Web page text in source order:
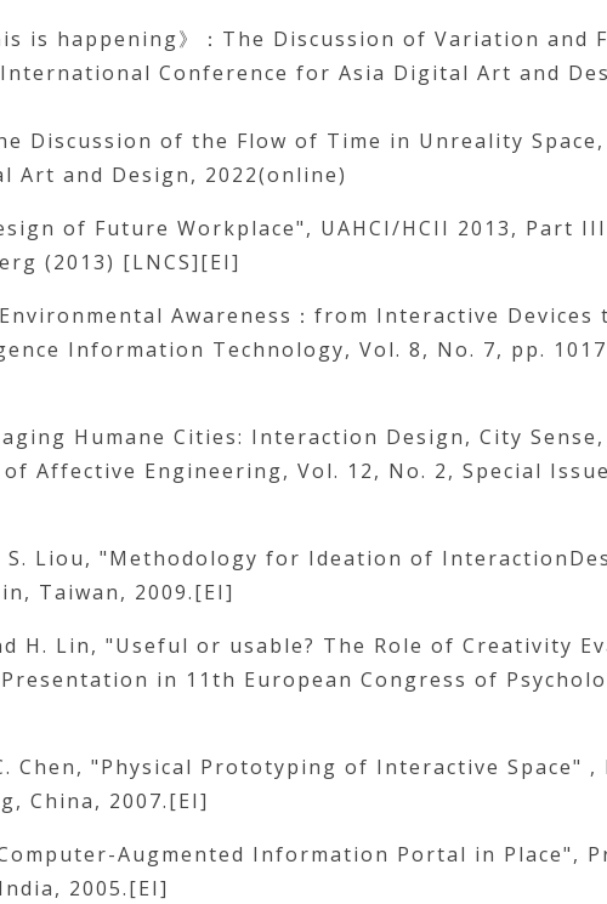
is happening》：The Discussion of Variation and
Conference for Asia Digital Art and
Discussion of the Flow of Time in Unreality
Art and Design, 2022(online)
of Future Workplace", UAHCI/HCII 2013, Part
(2013) [LNCS][EI]
Awareness：from Interactive Devices
Information Technology, Vol. 8, No. 7, pp.
Humane Cities: Interaction Design, City Sense,
Affective Engineering, Vol. 12, No. 2, Special
S. Liou, "Methodology for Ideation of
Taiwan, 2009.[EI]
H. Lin, "Useful or usable? The Role of Creativity
in 11th European Congress of
Chen, "Physical Prototyping of Interactive Space" ,
China, 2007.[EI]
Augmented Information Portal in Place",
2005.[EI]